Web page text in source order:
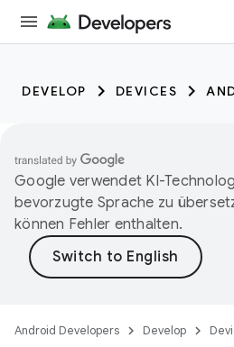
DEVELOP DEVICES
Google verwendet KI-
bevorzugte Sprache zu
können Fehler enthalten.
Android Developers Develop